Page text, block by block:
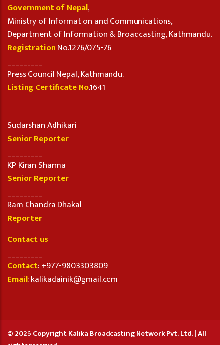
Government of Nepal,
Ministry of Information and Communications,
Department of Information & Broadcasting, Kathmandu.
RegistrationNo.1276/075-76
Press Council Nepal, Kathmandu.
Listing Certificate No.1641
Sudarshan Adhikari
Senior Reporter
KP Kiran Sharma
Senior Reporter
Ram Chandra Dhakal
Reporter
Contact us
Contact: +977-9803303809
Email: kalikadainik@gmail.com
© 2026 Copyright Kalika Broadcasting Network Pvt. Ltd. | All